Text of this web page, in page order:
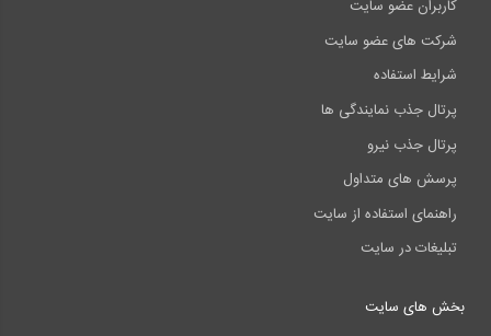
کاربران عضو سایت
شرکت های عضو سایت
شرایط استفاده
پرتال جذب نمایندگی ها
پرتال جذب نیرو
پرسش های متداول
راهنمای استفاده از سایت
تبلیغات در سایت
بخش های سایت